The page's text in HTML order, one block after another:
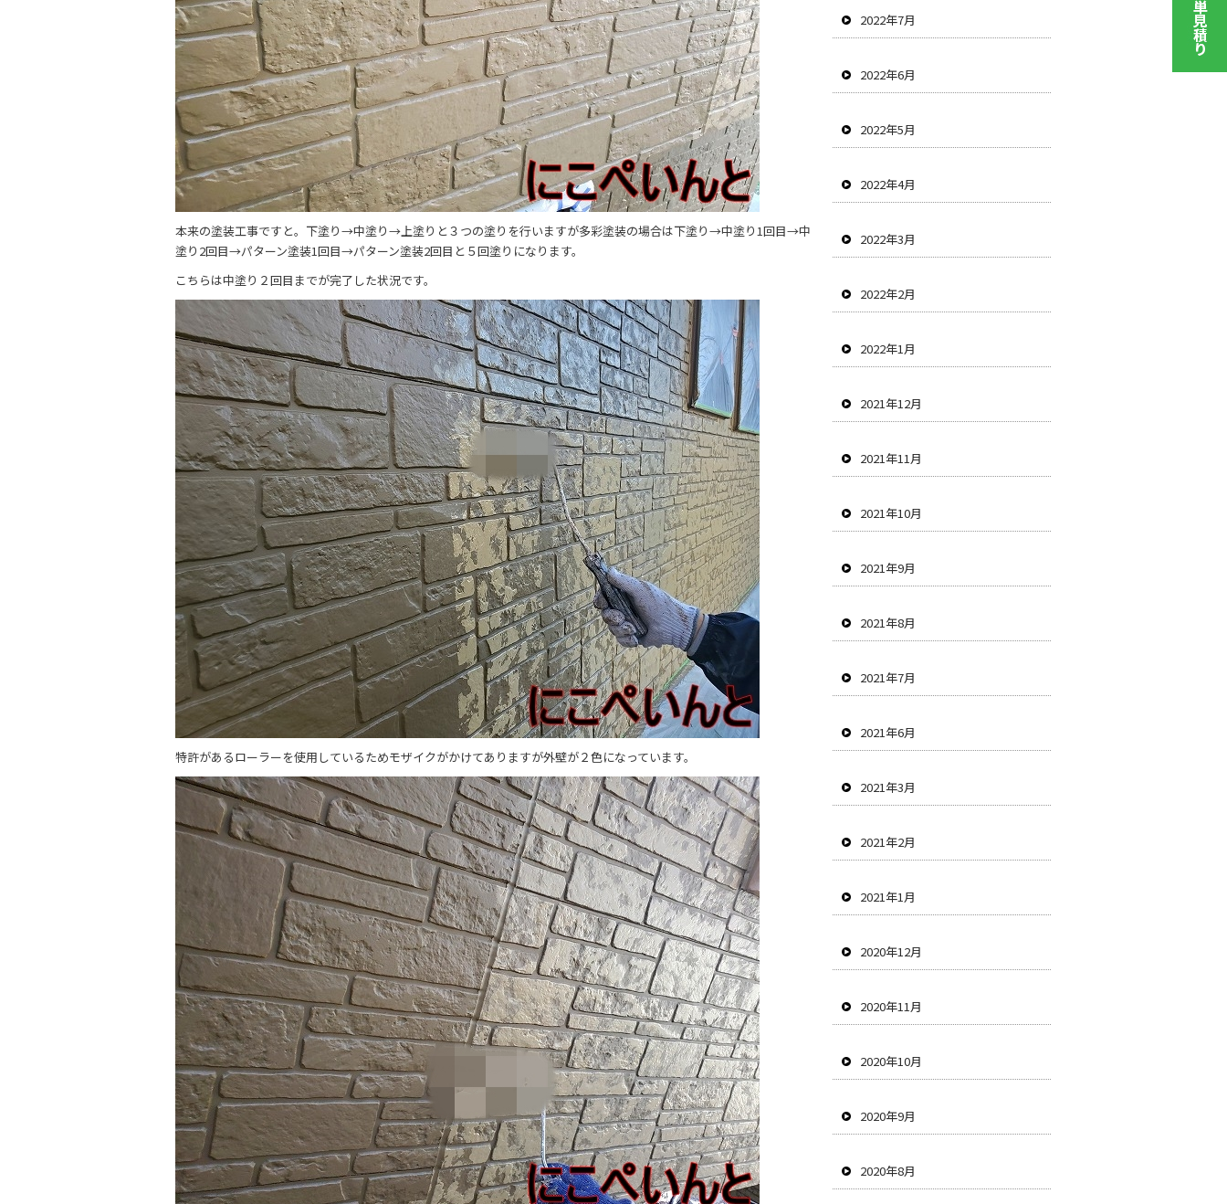
本来の塗装工事ですと。下塗り→中塗り→上塗りと３つの塗りを行いますが多彩塗装の場合は下塗り→中塗り1回目→中
塗り2回目→パターン塗装1回目→パターン塗装2回目と５回塗りになります。
こちらは中塗り２回目までが完了した状況です。
特許があるローラーを使用しているためモザイクがかけてありますが外壁が２色になっています。
2022年7月
2022年6月
2022年5月
2022年4月
2022年3月
2022年2月
2022年1月
2021年12月
2021年11月
2021年10月
2021年9月
2021年8月
2021年7月
2021年6月
2021年3月
2021年2月
2021年1月
2020年12月
2020年11月
2020年10月
2020年9月
2020年8月